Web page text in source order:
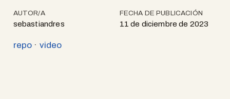
AUTOR/A
sebastiandres
FECHA DE PUBLICACIÓN
11 de diciembre de 2023
repo · video